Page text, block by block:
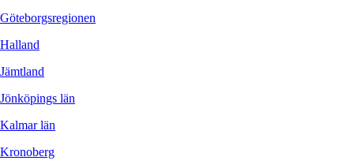
Göteborgsregionen
Halland
Jämtland
Jönköpings län
Kalmar län
Kronoberg